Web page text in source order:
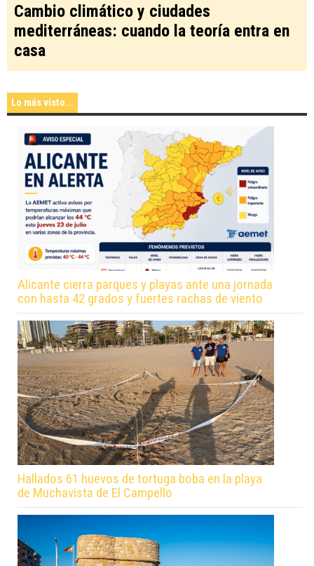
Cambio climático y ciudades
mediterráneas: cuando la teoría entra en
casa
Lo más visto...
Alicante cierra parques y playas ante una jornada
con hasta 42 grados y fuertes rachas de viento
Hallados 61 huevos de tortuga boba en la playa
de Muchavista de El Campello